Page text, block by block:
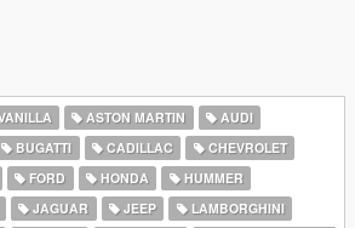
ASTON MARTIN
AUDI
BUGATTI CADILLAC
CHEVROLET
FORD HONDA
HUMMER
JAGUAR JEEP
LAMBORGHINI